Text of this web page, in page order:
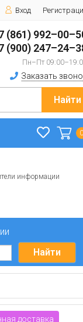
Вход
(861)
(900)
Пн–Пт
Заказать
Найти
информации
доставка